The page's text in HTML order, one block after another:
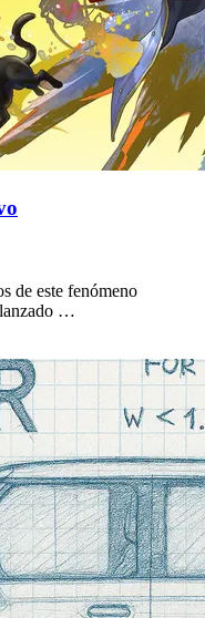
de este fenómeno
lanzado …